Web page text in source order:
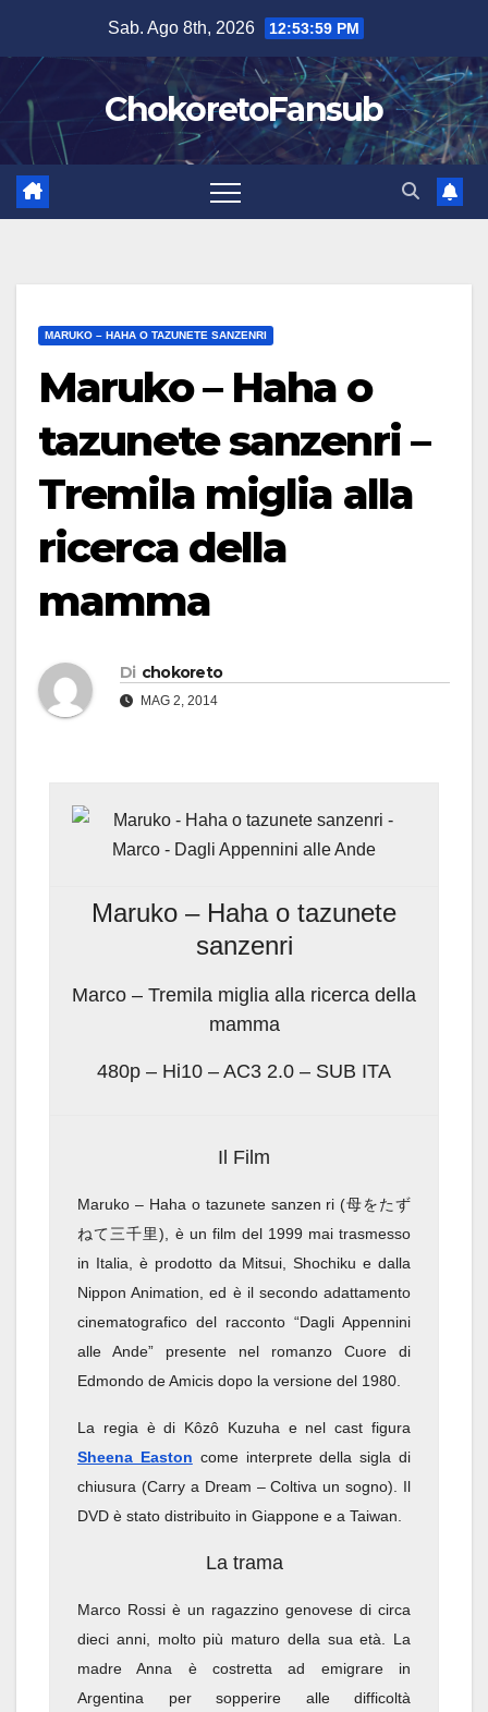
contenuto
Sab. Ago 8th, 2026 12:54:00 PM
ChokoretoFansub
MARUKO – HAHA O TAZUNETE SANZENRI
Maruko – Haha o
tazunete sanzenri –
Tremila miglia alla
ricerca della
mamma
Di chokoreto
MAG 2, 2014
Maruko – Haha o tazunete
sanzenri
Marco – Tremila miglia alla ricerca della
mamma
480p – Hi10 – AC3 2.0 – SUB ITA
Il Film
Maruko – Haha o tazunete sanzen ri (母をたず
ねて三千里), è un film del 1999 mai trasmesso
in Italia, è prodotto da Mitsui, Shochiku e dalla
Nippon Animation, ed è il secondo adattamento
cinematografico del racconto “Dagli Appennini
alle Ande” presente nel romanzo Cuore di
Edmondo de Amicis dopo la versione del 1980.
La regia è di Kôzô Kuzuha e nel cast figura
Sheena Easton come interprete della sigla di
chiusura (Carry a Dream – Coltiva un sogno). Il
DVD è stato distribuito in Giappone e a Taiwan.
La trama
Marco Rossi è un ragazzino genovese di circa
dieci anni, molto più maturo della sua età. La
madre Anna è costretta ad emigrare in
Argentina per sopperire alle difficoltà